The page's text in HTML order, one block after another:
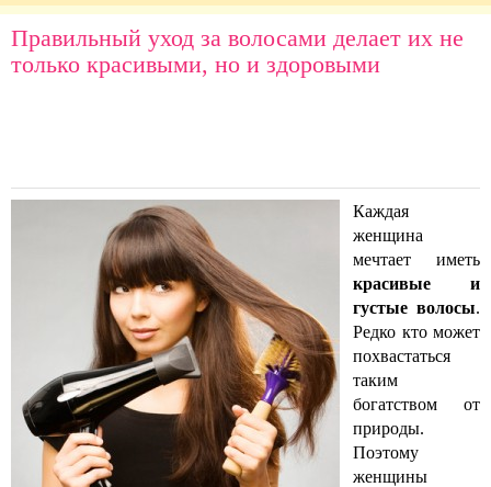
Правильный уход за волосами делает их не
только красивыми, но и здоровыми
Каждая
женщина
мечтает иметь
красивые и
густые волосы.
Редко кто может
похвастаться
таким
богатством от
природы.
Поэтому
женщины